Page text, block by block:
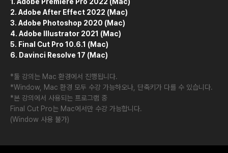
2. Adobe After Effect 2022 (Mac)
3. Adobe Photoshop 2020 (Mac)
4. Adobe Illustrator 2021 (Mac)
5. Final Cut Pro 10.6.1 (Mac)
6. Davinci Resolve 17 (Mac)
*툴 강의는 Mac 환경에서 진행됩니다.
*Window, Mac 환경 모두 수강 가능하오나, 단축키가 다를 수 있습니다.
*본 강의에서 사용되는 프로그램 중
Final Cut Pro는 Mac에서만 수강 가능합니다.
(Window 사용 불가)